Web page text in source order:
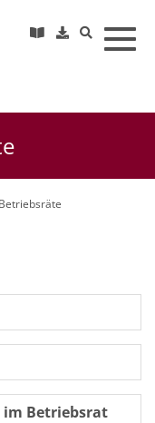
Betriebsräte
im Betriebsrat